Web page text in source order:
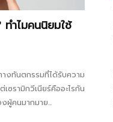
ทำไมคนนิยมใช้
งทันตกรรมที่ได้รับความ
รามิกวีเนียร์คืออะไรกัน
ผู้คนมากมาย...